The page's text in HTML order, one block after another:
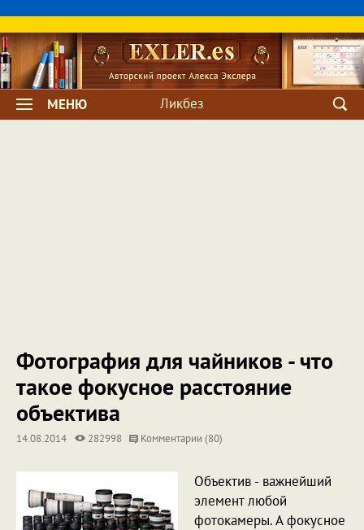
МЕНЮ Ликбез
Фотография для чайников - что
такое фокусное расстояние
объектива
14.08.2014 282998 Комментарии (80)
Объектив - важнейший
элемент любой
фотокамеры. А фокусное